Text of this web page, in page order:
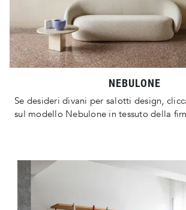
NEBULONE
Se desideri divani per salotti design,
sul modello Nebulone in tessuto della